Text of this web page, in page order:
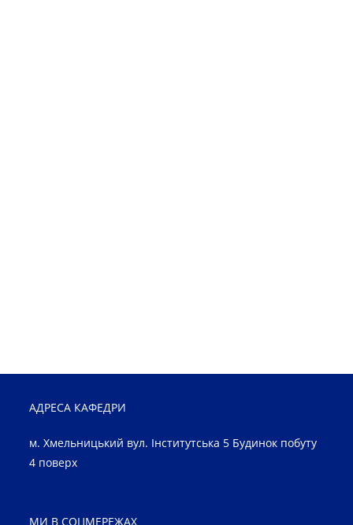
АДРЕСА КАФЕДРИ
м. Хмельницький вул. Інститутська 5 Будинок побуту
4 поверх
МИ В СОЦМЕРЕЖАХ